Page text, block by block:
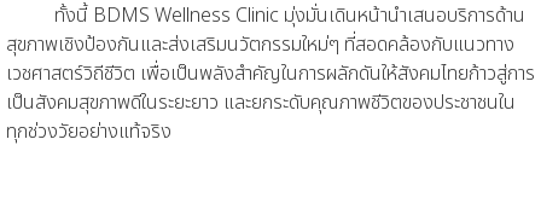
ทั้งนี้ BDMS Wellness Clinic มุ่งมั่นเดินหน้านำเสนอบริการด้าน
สุขภาพเชิงป้องกันและส่งเสริมนวัตกรรมใหม่ๆ ที่สอดคล้องกับแนวทาง
เวชศาสตร์วิถีชีวิต เพื่อเป็นพลังสำคัญในการผลักดันให้สังคมไทยก้าวสู่การ
เป็นสังคมสุขภาพดีในระยะยาว และยกระดับคุณภาพชีวิตของประชาชนใน
ทุกช่วงวัยอย่างแท้จริง